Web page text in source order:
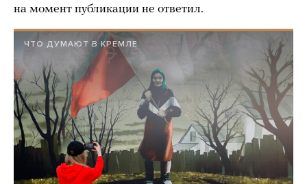
на момент публикации не ответил.
ЧТО ДУМАЮТ В КРЕМЛЕ